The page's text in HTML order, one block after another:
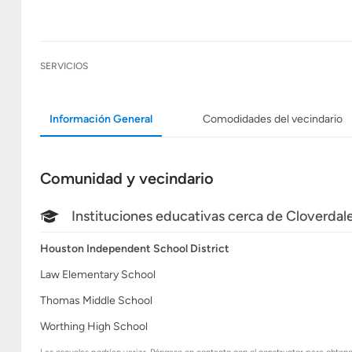
SERVICIOS
Información General Comodidades del vecindario
Comunidad y vecindario
Instituciones educativas cerca de
Houston Independent School District
Law Elementary School
Thomas Middle School
Worthing High School